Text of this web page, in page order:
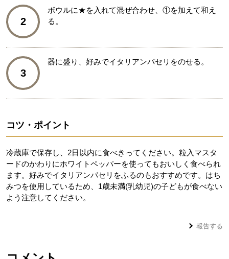
2
ボウルに★を入れて混ぜ合わせ、①を加えて和え
る。
3
器に盛り、好みでイタリアンパセリをのせる。
コツ・ポイント
冷蔵庫で保存し、2日以内に食べきってください。粒入マスタ
ードのかわりにホワイトペッパーを使ってもおいしく食べられ
ます。好みでイタリアンパセリをふるのもおすすめです。はち
みつを使用しているため、1歳未満(乳幼児)の子どもが食べない
よう注意してください。
報告する